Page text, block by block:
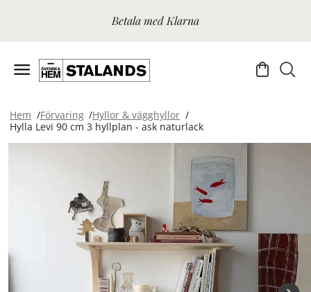
Betala med Klarna
Hem Förvaring
Hyllor & vägghyllor
Hylla Levi 90 cm 3 hyllplan - ask naturlack